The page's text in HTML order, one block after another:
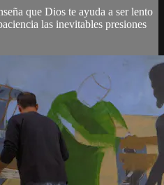
que Dios te ayuda a ser lento
las inevitables presiones